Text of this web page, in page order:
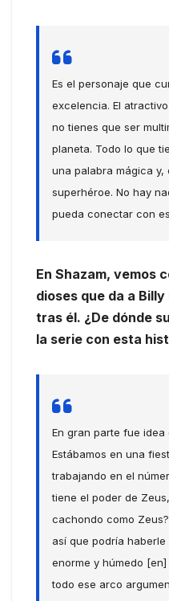
Es el personaje que
excelencia. El
no tienes que ser
planeta. Todo lo que
una palabra mágica y,
superhéroe. No hay
pueda conectar con
En Shazam, vemos
dioses que da a
tras él. ¿De dónde
la serie con esta
En gran parte fue idea
Estábamos en una
trabajando en el
tiene el poder de
cachondo como
así que podría
enorme y húmedo
todo ese arco